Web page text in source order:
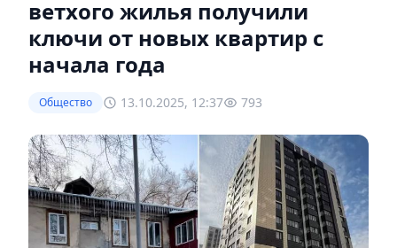
ветхого жилья получили
ключи от новых квартир с
начала года
Общество 13.10.2025, 12:37 793